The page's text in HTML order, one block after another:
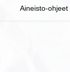
Aineisto-ohjeet